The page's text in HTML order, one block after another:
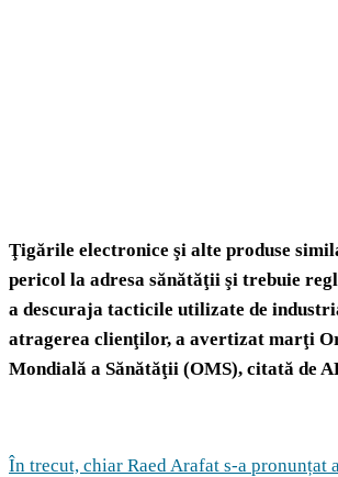
Ţigările electronice şi alte produse
pericol la adresa sănătăţii şi trebuie
a descuraja tacticile utilizate de
atragerea clienţilor, a avertizat marţi
Mondială a Sănătăţii (OMS), citată de
În trecut, chiar Raed Arafat s-a pronunțat